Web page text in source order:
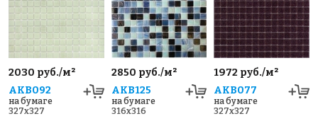
2030 руб./м²
AKB092
на бумаге
327x327
2850 руб./м²
AKB125
на бумаге
316x316
1972 руб./м²
AKB077
на бумаге
327x327